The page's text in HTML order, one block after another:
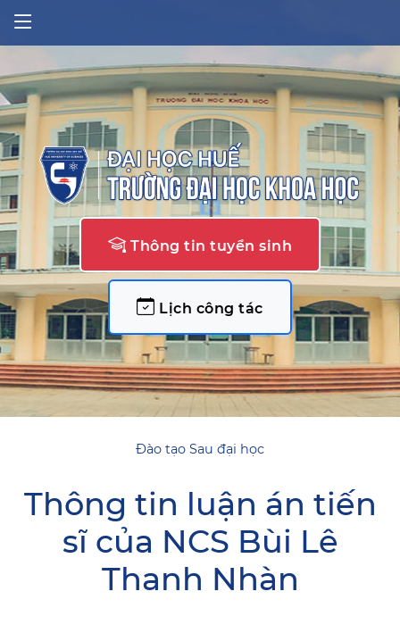
Thông tin tuyển sinh
Lịch công tác
Đào tạo Sau đại học
Thông tin luận án tiến
sĩ của NCS Bùi Lê
Thanh Nhàn